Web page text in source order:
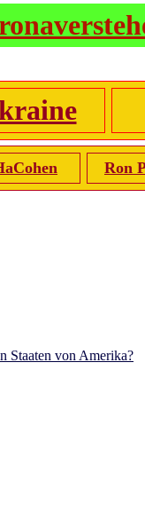
Ron
Staaten von Amerika?